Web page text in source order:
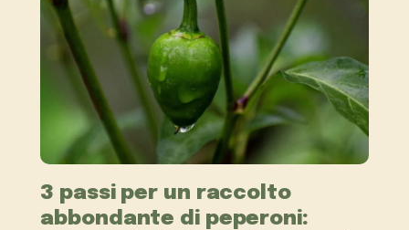
3 passi per un raccolto
abbondante di peperoni: